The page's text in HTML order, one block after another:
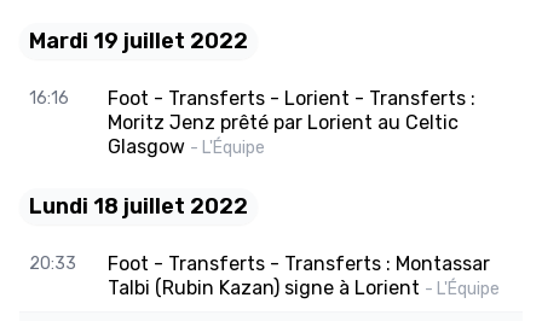
Mardi 19 juillet 2022
16:16
Foot - Transferts - Lorient - Transferts :
Moritz Jenz prêté par Lorient au Celtic
Glasgow - L'Équipe
Lundi 18 juillet 2022
20:33
Foot - Transferts - Transferts : Montassar
Talbi (Rubin Kazan) signe à Lorient - L'Équipe